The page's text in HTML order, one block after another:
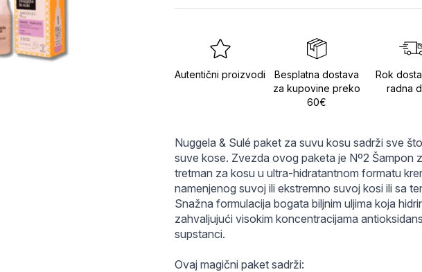
Autentični proizvodi
Besplatna dostava
za kupovine preko
60€
Rok
radna
Nuggela & Sulé paket za suvu kosu sadrži sve
suve kose. Zvezda ovog paketa je Nº2 Šampon
tretman za kosu u ultra-hidratantnom formatu
namenjenog suvoj ili ekstremno suvoj kosi ili sa
Snažna formulacija bogata biljnim uljima koja
zahvaljujući visokim koncentracijama
supstanci.
Ovaj magični paket sadrži: